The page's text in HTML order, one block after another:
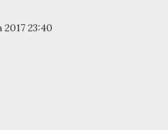
2017 23:40